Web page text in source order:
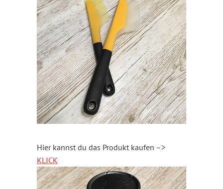
Hier kannst du das Produkt kaufen –>
KLICK